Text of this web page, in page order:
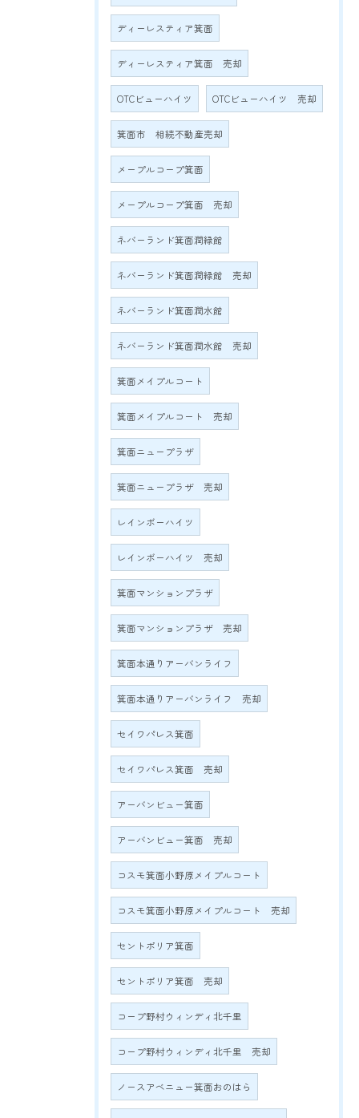
ディーレスティア箕面
ディーレスティア箕面 売却
OTCビューハイツ OTCビューハイツ 売却
箕面市 相続不動産売却
メープルコープ箕面
メープルコープ箕面 売却
ネバーランド箕面潤緑館
ネバーランド箕面潤緑館 売却
ネバーランド箕面潤水館
ネバーランド箕面潤水館 売却
箕面メイプルコート
箕面メイプルコート 売却
箕面ニュープラザ
箕面ニュープラザ 売却
レインボーハイツ
レインボーハイツ 売却
箕面マンションプラザ
箕面マンションプラザ 売却
箕面本通りアーバンライフ
箕面本通りアーバンライフ 売却
セイワパレス箕面
セイワパレス箕面 売却
アーバンビュー箕面
アーバンビュー箕面 売却
コスモ箕面小野原メイプルコート
コスモ箕面小野原メイプルコート 売却
セントポリア箕面
セントポリア箕面 売却
コープ野村ウィンディ北千里
コープ野村ウィンディ北千里 売却
ノースアベニュー箕面おのはら